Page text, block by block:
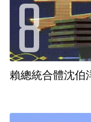
賴總統合體沈伯